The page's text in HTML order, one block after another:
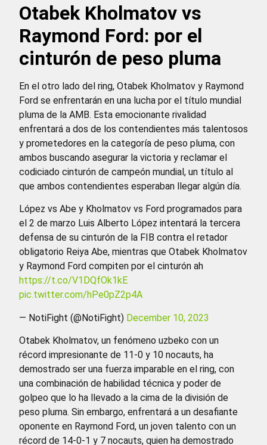
Otabek Kholmatov vs
Raymond Ford: por el
cinturón de peso pluma
En el otro lado del ring, Otabek Kholmatov y Raymond
Ford se enfrentarán en una lucha por el título mundial
pluma de la AMB. Esta emocionante rivalidad
enfrentará a dos de los contendientes más talentosos
y prometedores en la categoría de peso pluma, con
ambos buscando asegurar la victoria y reclamar el
codiciado cinturón de campeón mundial, un título al
que ambos contendientes esperaban llegar algún día.
López vs Abe y Kholmatov vs Ford programados para
el 2 de marzo Luis Alberto López intentará la tercera
defensa de su cinturón de la FIB contra el retador
obligatorio Reiya Abe, mientras que Otabek Kholmatov
y Raymond Ford compiten por el cinturón ah
https://t.co/V1DQfOk1kE
pic.twitter.com/hPe0pZ2p4A
— NotiFight (@NotiFight) December 10, 2023
Otabek Kholmatov, un fenómeno uzbeko con un
récord impresionante de 11-0 y 10 nocauts, ha
demostrado ser una fuerza imparable en el ring, con
una combinación de habilidad técnica y poder de
golpeo que lo ha llevado a la cima de la división de
peso pluma. Sin embargo, enfrentará a un desafiante
oponente en Raymond Ford, un joven talento con un
récord de 14-0-1 y 7 nocauts, quien ha demostrado